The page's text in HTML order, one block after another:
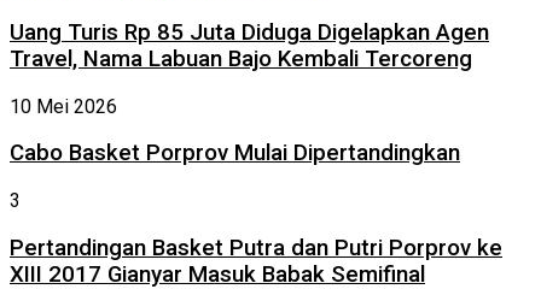
Uang Turis Rp 85 Juta Diduga Digelapkan Agen
Travel, Nama Labuan Bajo Kembali Tercoreng
10 Mei 2026
Cabo Basket Porprov Mulai Dipertandingkan
3
Pertandingan Basket Putra dan Putri Porprov ke
XIII 2017 Gianyar Masuk Babak Semifinal